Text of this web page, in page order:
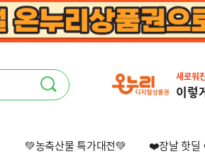
새로워
이렇
💚농축산물 특가대전💚 ❤️장날 핫